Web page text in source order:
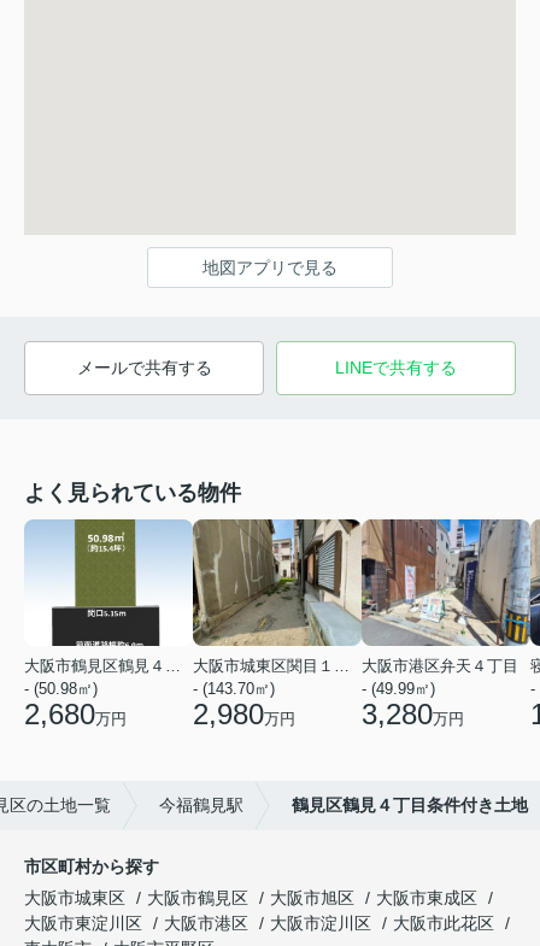
地図アプリで見る
メールで共有する LINEで共有する
よく見られている物件
大阪市鶴見区鶴見４丁目
- (50.98㎡)
2,680万円
大阪市城東区関目１丁目
- (143.70㎡)
2,980万円
大阪市港区弁天４丁目
- (49.99㎡)
3,280万円
-
区の土地一覧 今福鶴見駅 鶴見区鶴見４丁目条件付き土地
市区町村から探す
大阪市城東区
大阪市鶴見区 大阪市旭区
大阪市東成区
大阪市東淀川区
大阪市港区 大阪市淀川区
大阪市此花区